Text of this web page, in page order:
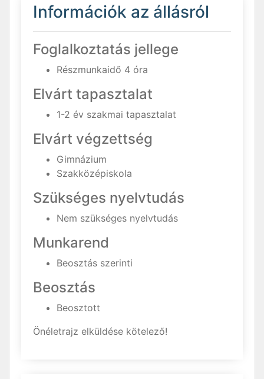
Információk az állásról
Foglalkoztatás jellege
Részmunkaidő 4 óra
Elvárt tapasztalat
1-2 év szakmai tapasztalat
Elvárt végzettség
Gimnázium
Szakközépiskola
Szükséges nyelvtudás
Nem szükséges nyelvtudás
Munkarend
Beosztás szerinti
Beosztás
Beosztott
Önéletrajz elküldése kötelező!